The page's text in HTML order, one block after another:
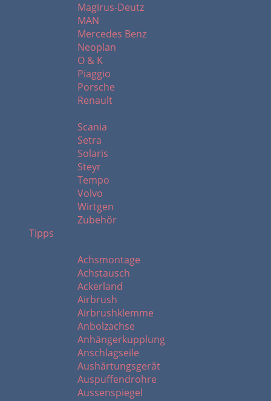
Magirus-Deutz
MAN
Mercedes Benz
Neoplan
O & K
Piaggio
Porsche
Renault
Scania
Setra
Solaris
Steyr
Tempo
Volvo
Wirtgen
Zubehör
Tipps
Achsmontage
Achstausch
Ackerland
Airbrush
Airbrushklemme
Anbolzachse
Anhängerkupplung
Anschlagseile
Aushärtungsgerät
Auspuffendrohre
Aussenspiegel